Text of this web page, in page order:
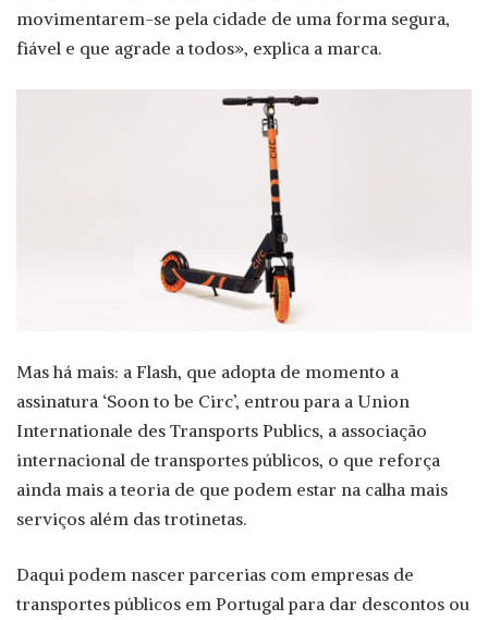
movimentarem-se pela cidade de uma forma segura,
fiável e que agrade a todos», explica a marca.
Mas há mais: a Flash, que adopta de momento a
assinatura ‘Soon to be Circ’, entrou para a Union
Internationale des Transports Publics, a associação
internacional de transportes públicos, o que reforça
ainda mais a teoria de que podem estar na calha mais
serviços além das trotinetas.
Daqui podem nascer parcerias com empresas de
transportes públicos em Portugal para dar descontos ou